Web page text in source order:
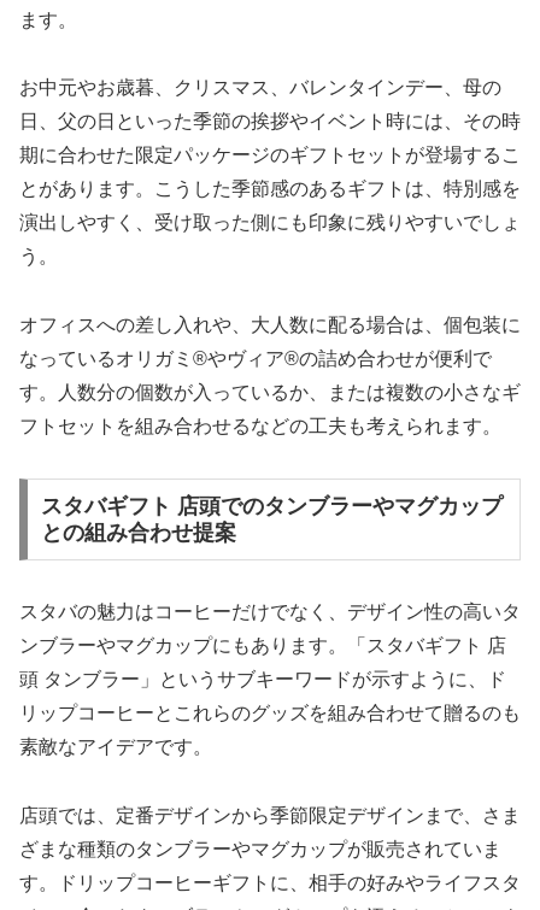
ます。
お中元やお歳暮、クリスマス、バレンタインデー、母の
日、父の日といった季節の挨拶やイベント時には、その時
期に合わせた限定パッケージのギフトセットが登場するこ
とがあります。こうした季節感のあるギフトは、特別感を
演出しやすく、受け取った側にも印象に残りやすいでしょ
う。
オフィスへの差し入れや、大人数に配る場合は、個包装に
なっているオリガミ®やヴィア®の詰め合わせが便利で
す。人数分の個数が入っているか、または複数の小さなギ
フトセットを組み合わせるなどの工夫も考えられます。
スタバギフト 店頭でのタンブラーやマグカップ
との組み合わせ提案
スタバの魅力はコーヒーだけでなく、デザイン性の高いタ
ンブラーやマグカップにもあります。「スタバギフト 店
頭 タンブラー」というサブキーワードが示すように、ド
リップコーヒーとこれらのグッズを組み合わせて贈るのも
素敵なアイデアです。
店頭では、定番デザインから季節限定デザインまで、さま
ざまな種類のタンブラーやマグカップが販売されていま
す。ドリップコーヒーギフトに、相手の好みやライフスタ